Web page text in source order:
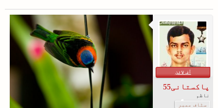
آف لائن
پاکستانی55
ناظم
سٹاف ممبر